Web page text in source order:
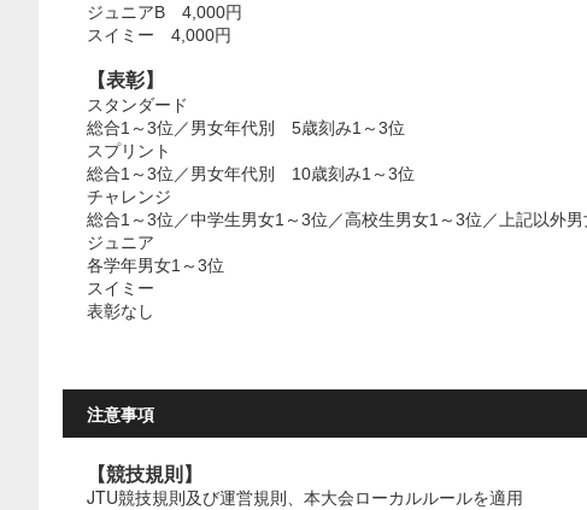
ジュニアB 4,000円
スイミー 4,000円
【表彰】
スタンダード
総合1～3位／男女年代別 5歳刻み1～3位
スプリント
総合1～3位／男女年代別 10歳刻み1～3位
チャレンジ
総合1～3位／中学生男女1～3位／高校生男女1～3位／上記以外
ジュニア
各学年男女1～3位
スイミー
表彰なし
注意事項
【競技規則】
JTU競技規則及び運営規則、本大会ローカルルールを適用